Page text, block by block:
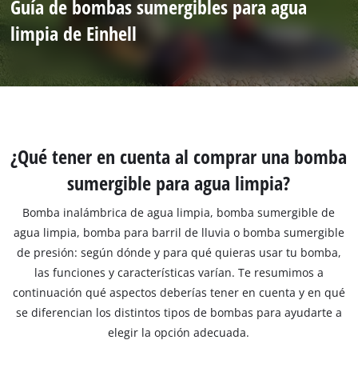
Guía de bombas sumergibles para agua
limpia de Einhell
¿Qué tener en cuenta al comprar una bomba
sumergible para agua limpia?
Bomba inalámbrica de agua limpia, bomba sumergible de
agua limpia, bomba para barril de lluvia o bomba sumergible
de presión: según dónde y para qué quieras usar tu bomba,
las funciones y características varían. Te resumimos a
continuación qué aspectos deberías tener en cuenta y en qué
se diferencian los distintos tipos de bombas para ayudarte a
elegir la opción adecuada.